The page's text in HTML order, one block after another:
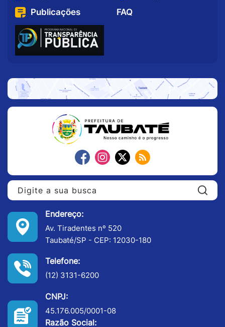
Publicações
FAQ
Endereço:
Av. Tiradentes nº 520
Taubaté/SP - CEP: 12030-180
Telefone:
(12) 3131-6200
CNPJ:
45.176.005/0001-08
Razão Social: